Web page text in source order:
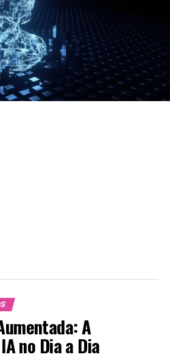
A
no Dia a Dia